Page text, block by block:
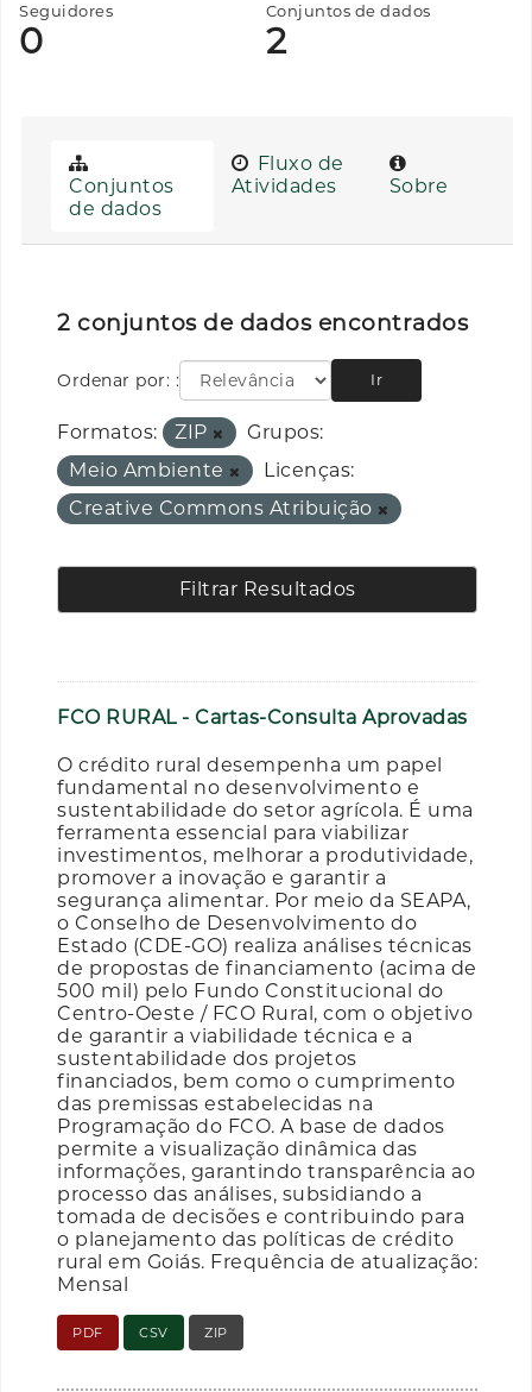
Seguidores
0
Conjuntos de dados
2
Conjuntos
de dados
Fluxo de
Atividades
Sobre
2 conjuntos de dados encontrados
Ordenar por: Ir
Formatos: ZIP
Grupos:
Meio Ambiente
Licenças:
Creative Commons Atribuição
Filtrar Resultados
FCO RURAL - Cartas-Consulta Aprovadas
O crédito rural desempenha um papel
fundamental no desenvolvimento e
sustentabilidade do setor agrícola. É uma
ferramenta essencial para viabilizar
investimentos, melhorar a produtividade,
promover a inovação e garantir a
segurança alimentar. Por meio da SEAPA,
o Conselho de Desenvolvimento do
Estado (CDE-GO) realiza análises técnicas
de propostas de financiamento (acima de
500 mil) pelo Fundo Constitucional do
Centro-Oeste / FCO Rural, com o objetivo
de garantir a viabilidade técnica e a
sustentabilidade dos projetos
financiados, bem como o cumprimento
das premissas estabelecidas na
Programação do FCO. A base de dados
permite a visualização dinâmica das
informações, garantindo transparência ao
processo das análises, subsidiando a
tomada de decisões e contribuindo para
o planejamento das políticas de crédito
rural em Goiás. Frequência de atualização:
Mensal
PDF CSV ZIP